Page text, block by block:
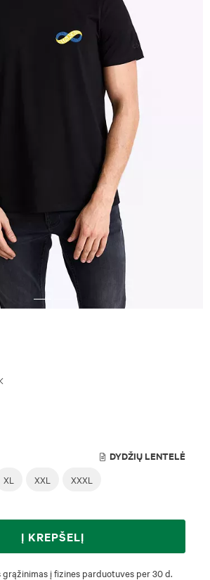
DYDŽIŲ LENTELĖ
XL XXL XXXL
Į KREPŠELĮ
grąžinimas į fizines parduotuves per 30 d.